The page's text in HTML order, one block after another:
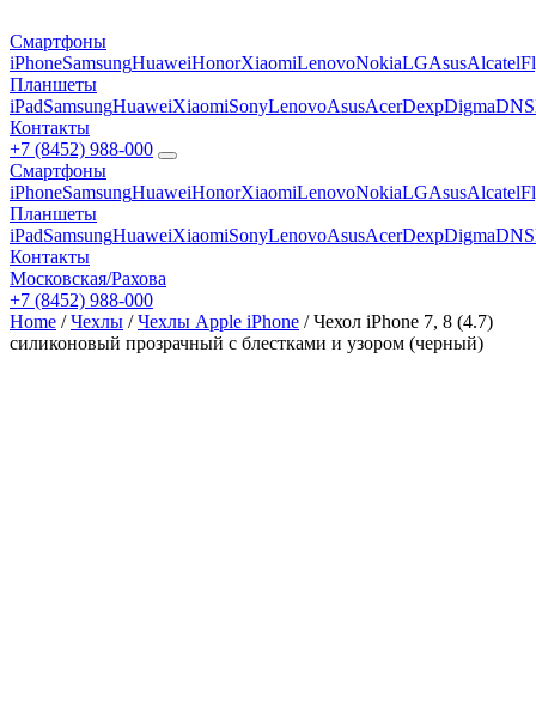
Смартфоны
iPhoneSamsungHuaweiHonorXiaomiLenovoNokiaLGAsusAlcatel
Планшеты
iPadSamsungHuaweiXiaomiSonyLenovoAsusAcerDexpDigmaDNS
Контакты
+7 (8452) 988-000
Смартфоны
iPhoneSamsungHuaweiHonorXiaomiLenovoNokiaLGAsusAlcatel
Планшеты
iPadSamsungHuaweiXiaomiSonyLenovoAsusAcerDexpDigmaDNS
Контакты
Московская/Рахова
+7 (8452) 988-000
Home /Чехлы /Чехлы Apple iPhone / Чехол iPhone 7, 8 (4.7)
силиконовый прозрачный с блестками и узором (черный)